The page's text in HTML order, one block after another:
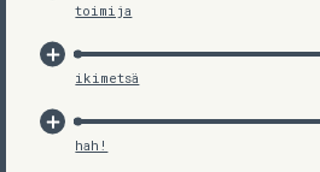
toimija
ikimetsä
hah!